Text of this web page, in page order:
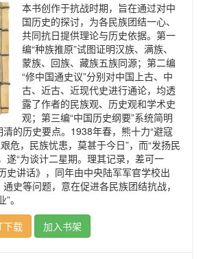
本书创作于抗战时期，旨在通过对中
国历史的探讨，为各民族团结一心、
共同抗日提供理论与历史依据。第一
编“种族推原”试图证明汉族、满族、
蒙族、回族、藏族五族同源；第二编
“修中国通史议”分别对中国上古、中
古、近古、近现代史进行通论，均透
露了作者的民族观、历史观和学术史
观；第三编“中国历史纲要”系统简明
的历史要点。1938年春，熊十力“避寇
危，民族忧患，莫甚于今日”，而“发扬民
遂“为谈计二星期。理其记录，差可一
史讲话》，同年由中央陆军军官学校出
史等问题，意在促进各民族团结抗战，
。
下载 加入书架